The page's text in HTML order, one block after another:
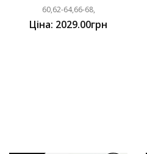
60,62-64,66-68,
Ціна: 2029.00грн